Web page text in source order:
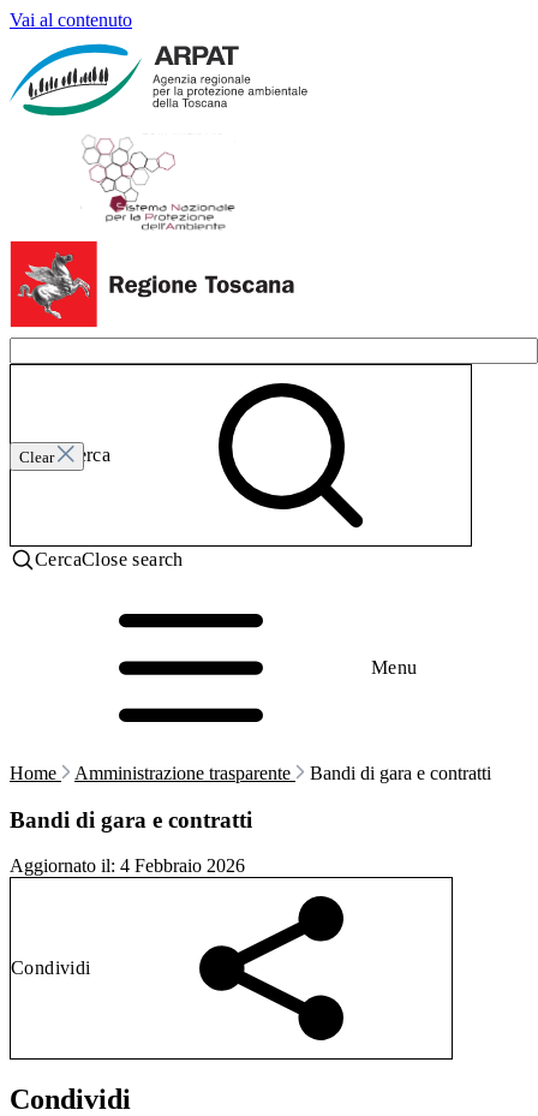
Vai al contenuto
Clear
Invia ricerca
CercaClose search
Menu
Home Amministrazione trasparente Bandi di gara e contratti
Bandi di gara e contratti
Aggiornato il: 4 Febbraio 2026
Condividi
Condividi